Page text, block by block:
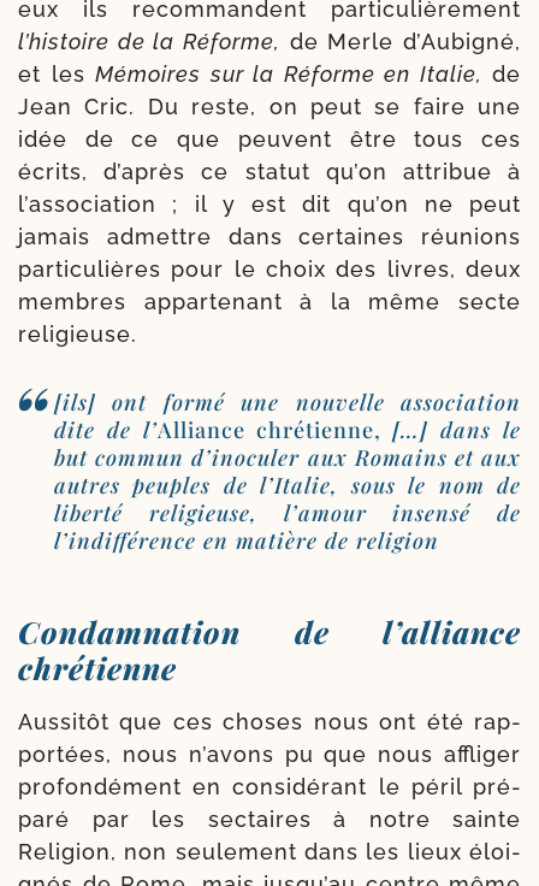
eux ils recom­mandent par­ti­cu­liè­re­ment
l’his­toire de la Réforme, de Merle d’Aubigné,
et les Mémoires sur la Réforme en Italie, de
Jean Cric. Du reste, on peut se faire une
idée de ce que peuvent être tous ces
écrits, d’après ce sta­tut qu’on attri­bue à
l’association ; il y est dit qu’on ne peut
jamais admettre dans cer­taines réunions
particu­lières pour le choix des livres, deux
membres appar­te­nant à la même secte
religieuse.
[ils] ont for­mé une nou­velle asso­cia­tion
dite de l’Alliance chré­tienne, […] dans le
but com­mun d’inoculer aux Romains et aux
autres peuples de l’Italie, sous le nom de
liber­té reli­gieuse, l’amour insen­sé de
l’indifférence en matière de religion
Condamnation de l’alliance
chrétienne
Aussitôt que ces choses nous ont été rap­
por­tées, nous n’avons pu que nous affli­ger
pro­fon­dé­ment en consi­dé­rant le péril pré­
pa­ré par les sec­taires à notre sainte
Religion, non seule­ment dans les lieux éloi­